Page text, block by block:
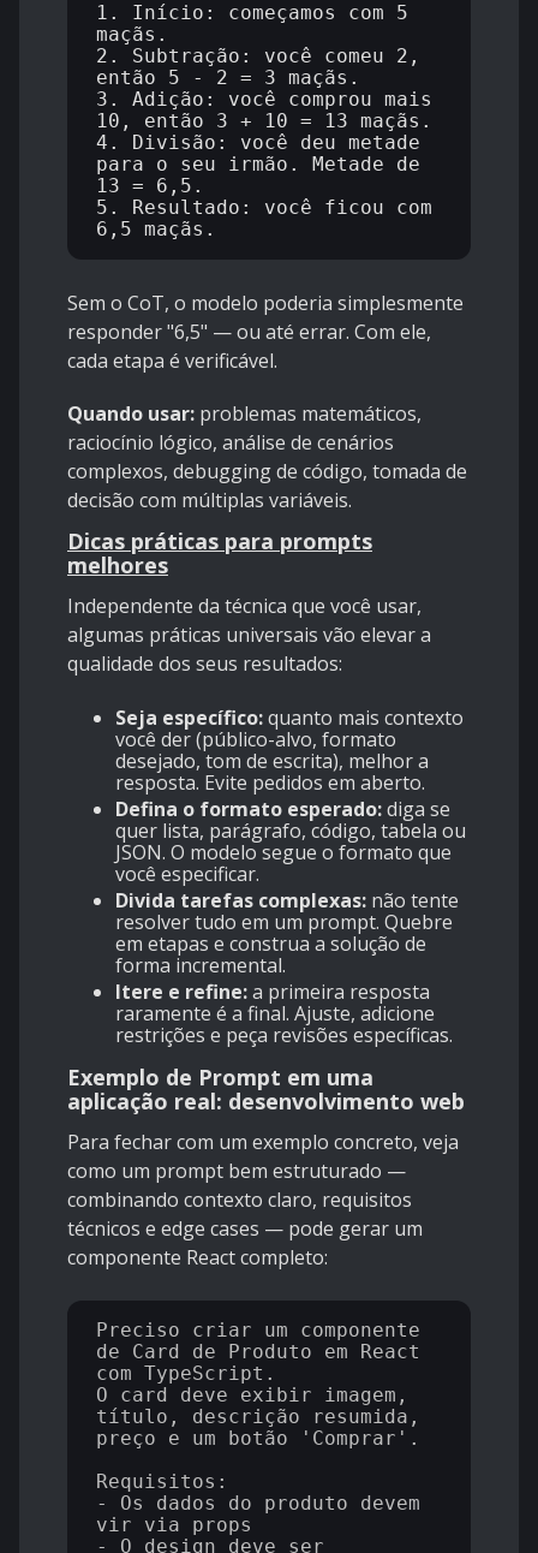
1. Início: começamos com 5
maçãs.
2. Subtração: você comeu 2,
então 5 - 2 = 3 maçãs.
3. Adição: você comprou mais
10, então 3 + 10 = 13 maçãs.
4. Divisão: você deu metade
para o seu irmão. Metade de
13 = 6,5.
5. Resultado: você ficou com
Sem o CoT, o modelo poderia simplesmente
responder "6,5" — ou até errar. Com ele,
cada etapa é verificável.
Quando usar: problemas matemáticos,
raciocínio lógico, análise de cenários
complexos, debugging de código, tomada de
decisão com múltiplas variáveis.
Dicas práticas para prompts
melhores
Independente da técnica que você usar,
algumas práticas universais vão elevar a
qualidade dos seus resultados:
Seja específico:quanto mais contexto
você der (público-alvo, formato
desejado, tom de escrita), melhor a
resposta. Evite pedidos em aberto.
Defina o formato esperado:diga se
quer lista, parágrafo, código, tabela ou
JSON. O modelo segue o formato que
você especificar.
Divida tarefas complexas: não tente
resolver tudo em um prompt. Quebre
em etapas e construa a solução de
forma incremental.
Itere e refine:a primeira resposta
raramente é a final. Ajuste, adicione
restrições e peça revisões específicas.
Exemplo de Prompt em uma
aplicação real: desenvolvimento web
Para fechar com um exemplo concreto, veja
como um prompt bem estruturado —
combinando contexto claro, requisitos
técnicos e edge cases — pode gerar um
componente React completo:
Preciso criar um componente
de Card de Produto em React
com TypeScript.
O card deve exibir imagem,
título, descrição resumida,
preço e um botão 'Comprar'.
Requisitos:
- Os dados do produto devem
vir via props
- O design deve ser